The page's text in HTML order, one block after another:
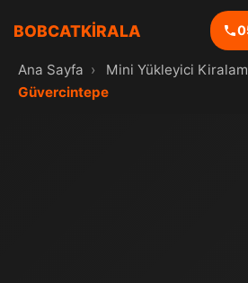
BOBCATKİRALA
Ana Sayfa › Mini Yükleyici
Güvercintepe